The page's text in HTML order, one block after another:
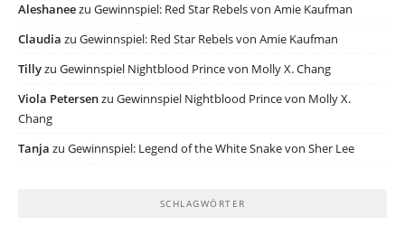
Aleshaneezu Gewinnspiel: Red Star Rebels von Amie Kaufman
Claudia zu Gewinnspiel: Red Star Rebels von Amie Kaufman
Tillyzu Gewinnspiel Nightblood Prince von Molly X. Chang
Viola Petersenzu Gewinnspiel Nightblood Prince von Molly X.
Chang
Tanja zu Gewinnspiel: Legend of the White Snake von Sher Lee
SCHLAGWÖRTER